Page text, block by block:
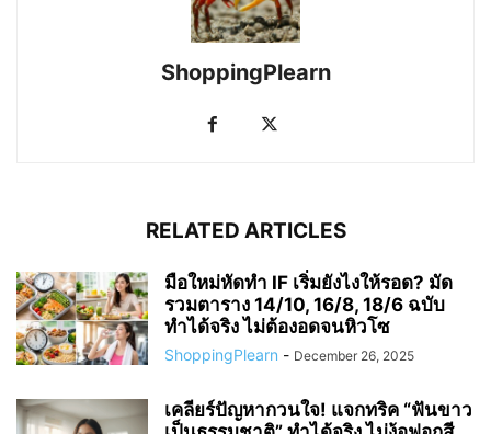
ShoppingPlearn
RELATED ARTICLES
มือใหม่หัดทำ IF เริ่มยังไงให้รอด? มัด
รวมตาราง 14/10, 16/8, 18/6 ฉบับ
ทำได้จริง ไม่ต้องอดจนหิวโซ
ShoppingPlearn - December 26, 2025
เคลียร์ปัญหากวนใจ! แจกทริค “ฟันขาว